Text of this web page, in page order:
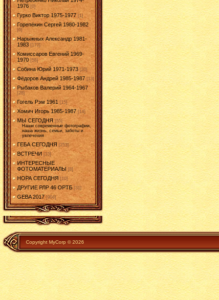
1976 [0]
Гурко Виктор 1975-1977 [1]
Горепёкин Сергей 1980-1982
[0]
Нарыжных Александр 1981-
1983 [172]
Комиссаров Евгений 1969-
1970 [58]
Собина Юрий 1971-1973 [20]
Фёдоров Андрей 1985-1987 [13]
Рыбаков Валерий 1964-1967
[28]
Гогель Рэм 1961 [15]
Хомич Игорь 1985-1987 [14]
МЫ СЕГОДНЯ [55]
Наши современные фотографии,
наша жизнь, семьи, заботы и
увлечения
ГЕБА СЕГОДНЯ [253]
ВСТРЕЧИ [33]
ИНТЕРЕСНЫЕ
ФОТОМАТЕРИАЛЫ [8]
НОРА СЕГОДНЯ [10]
ДРУГИЕ РЛР 46 ОРТБ [31]
GEBA 2017 [904]
Copyright MyCorp © 2026